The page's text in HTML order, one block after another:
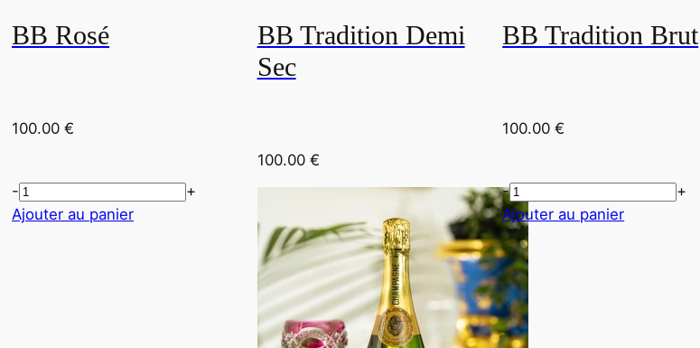
BB Rosé
100.00 €
-
+
Ajouter au panier
BB Tradition Demi
Sec
100.00 €
BB Tradition Brut
100.00€
-
+
Ajouter au panier